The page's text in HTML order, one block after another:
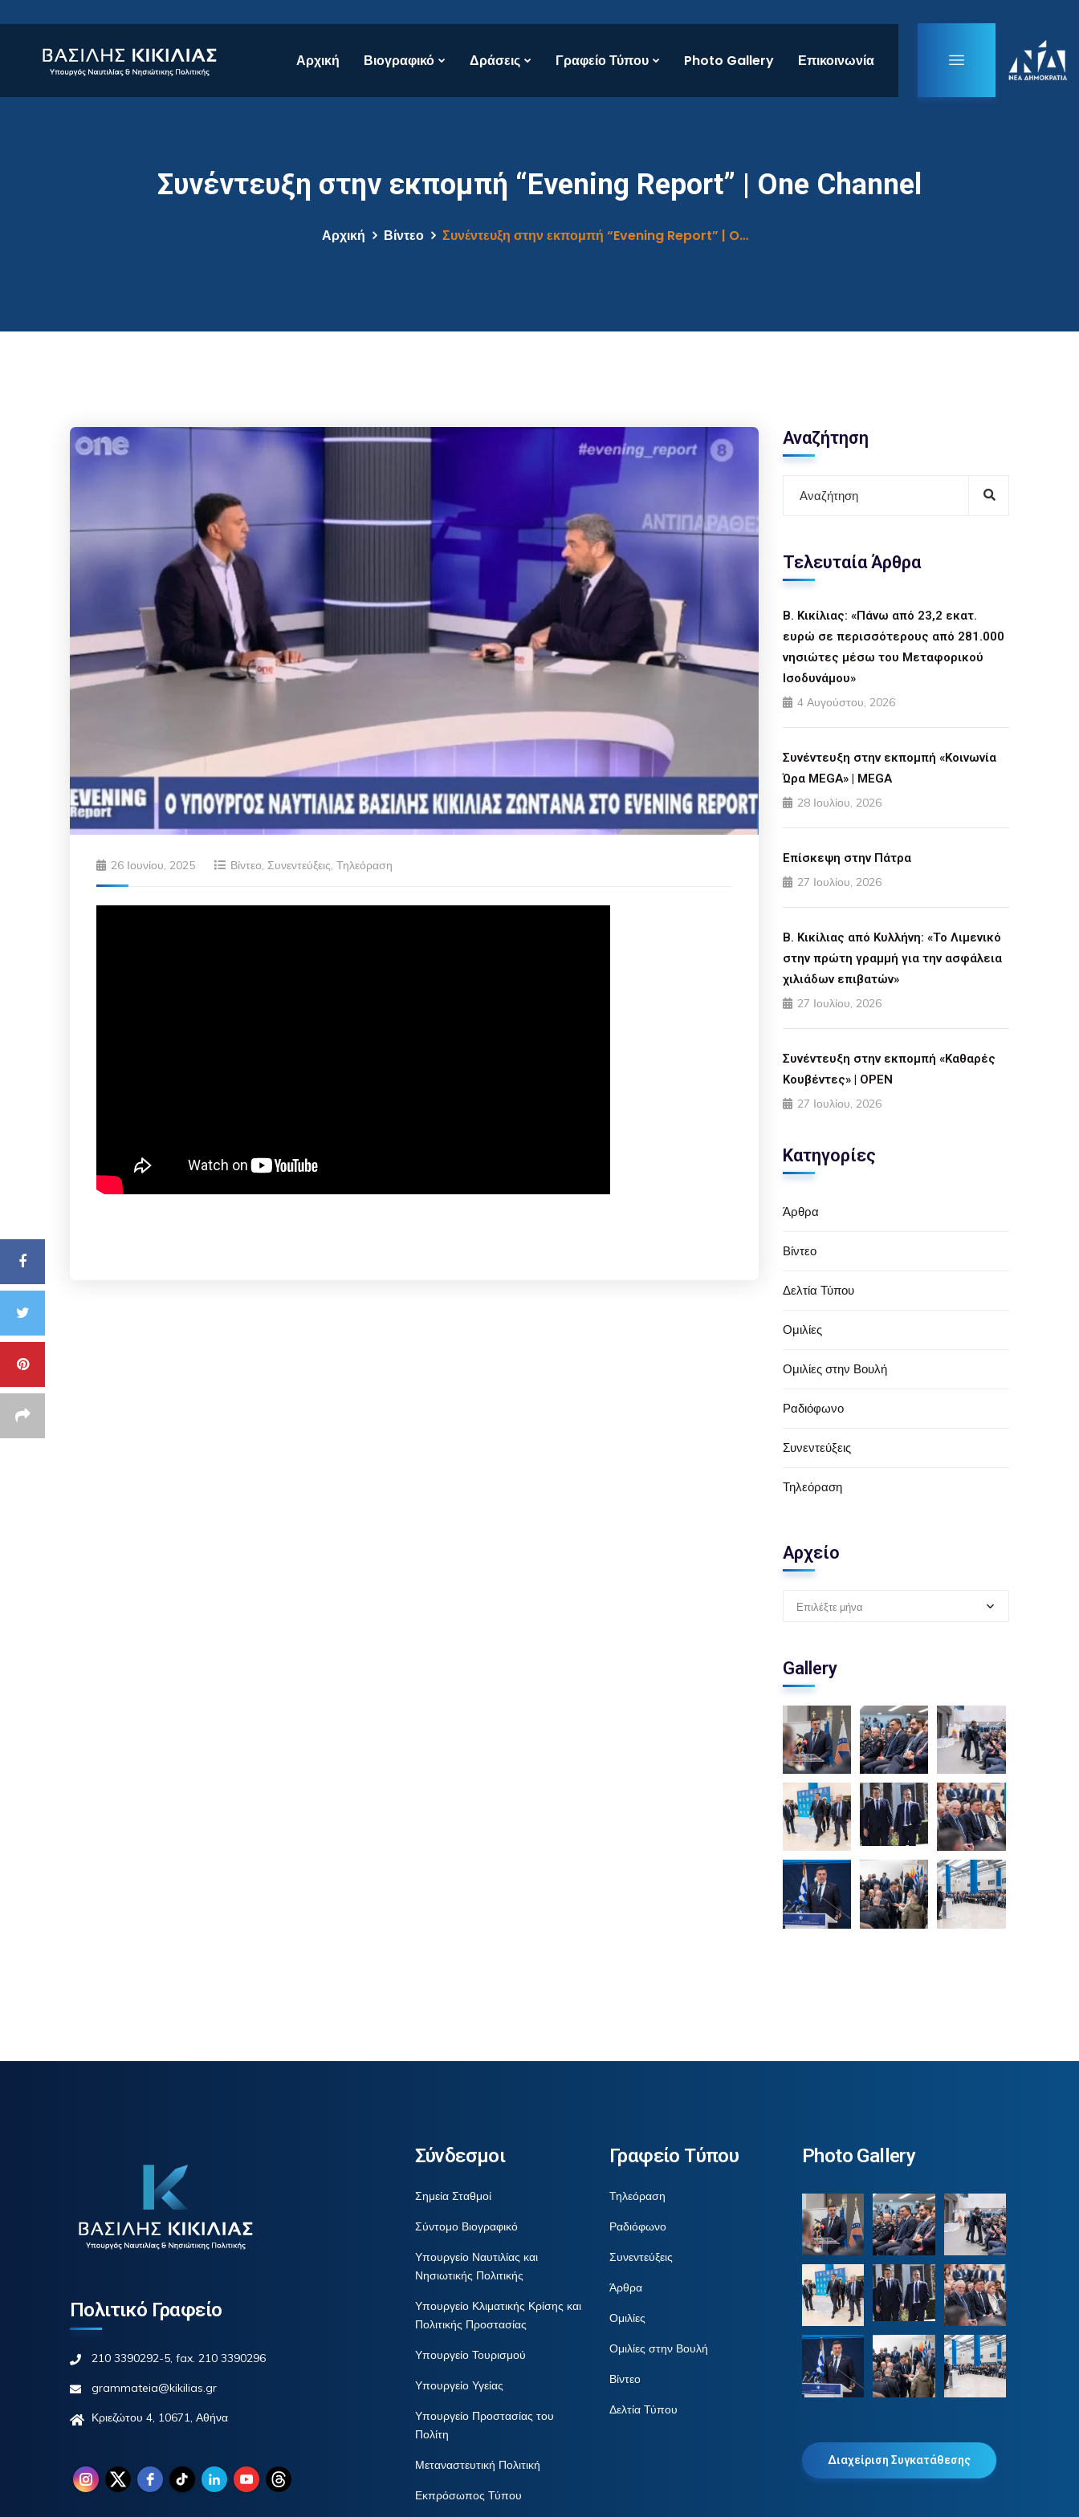
Αρχική Βιογραφικό Δράσεις Γραφείο Τύπου Photo Gallery Επικοινωνία
Συνέντευξη στην εκπομπή “Evening Report” | One Channel
Αρχική Βίντεο Συνέντευξη στην εκπομπή “Evening Report” | One Channel
26 Ιουνίου, 2025 Βίντεο, Συνεντεύξεις, Τηλεόραση
Αναζήτηση
Τελευταία Άρθρα
Β. Κικίλιας: «Πάνω από 23,2 εκατ.
ευρώ σε περισσότερους από 281.000
νησιώτες μέσω του Μεταφορικού
Ισοδυνάμου»
4 Αυγούστου, 2026
Συνέντευξη στην εκπομπή «Κοινωνία
Ώρα MEGA» | MEGA
28 Ιουλίου, 2026
Επίσκεψη στην Πάτρα
27 Ιουλίου, 2026
Β. Κικίλιας από Κυλλήνη: «Το Λιμενικό
στην πρώτη γραμμή για την ασφάλεια
χιλιάδων επιβατών»
27 Ιουλίου, 2026
Συνέντευξη στην εκπομπή «Καθαρές
Κουβέντες» | OPEN
27 Ιουλίου, 2026
Κατηγορίες
Άρθρα
Βίντεο
Δελτία Τύπου
Ομιλίες
Ομιλίες στην Βουλή
Ραδιόφωνο
Συνεντεύξεις
Τηλεόραση
Αρχείο
Επιλέξτε μήνα
Gallery
Πολιτικό Γραφείο
210 3390292-5, fax. 210 3390296
grammateia@kikilias.gr
Κριεζώτου 4, 10671, Αθήνα
Σύνδεσμοι
Σημεία Σταθμοί
Σύντομο Βιογραφικό
Υπουργείο Ναυτιλίας και
Νησιωτικής Πολιτικής
Υπουργείο Κλιματικής Κρίσης και
Πολιτικής Προστασίας
Υπουργείο Τουρισμού
Υπουργείο Υγείας
Υπουργείο Προστασίας του
Πολίτη
Μεταναστευτική Πολιτική
Εκπρόσωπος Τύπου
Γραφείο Τύπου
Τηλεόραση
Ραδιόφωνο
Συνεντεύξεις
Άρθρα
Ομιλίες
Ομιλίες στην Βουλή
Βίντεο
Δελτία Τύπου
Photo Gallery
Διαχείριση Συγκατάθεσης